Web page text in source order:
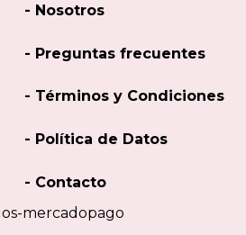
- Nosotros
- Preguntas frecuentes
- Términos y Condiciones
- Política de Datos
- Contacto